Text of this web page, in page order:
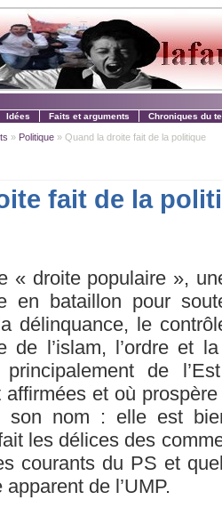
Idées Faits et arguments Chroniques du
» Politique » Quand la droite fait de la politique
fait de la
« droite populaire »,
en bataillon pour
délinquance, le
de l’islam, l’ordre et
principalement de
et où
son nom : elle est
les délices des
courants du PS et
de l’UMP.